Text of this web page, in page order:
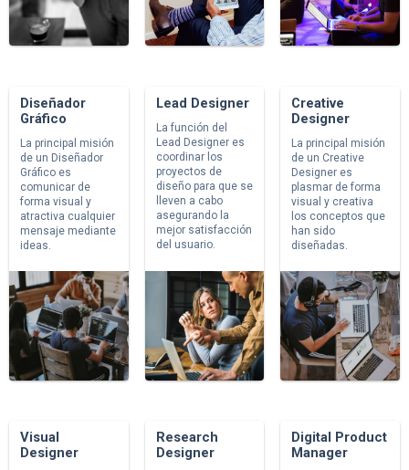
Diseñador
Gráfico
La principal misión
de un Diseñador
Gráfico es
comunicar de
forma visual y
atractiva cualquier
mensaje mediante
ideas.
Lead Designer
La función del
Lead Designer es
coordinar los
proyectos de
diseño para que se
lleven a cabo
asegurando la
mejor satisfacción
del usuario.
Creative
Designer
La principal misión
de un Creative
Designer es
plasmar de forma
visual y creativa
los conceptos que
han sido
diseñadas.
Visual
Designer
Research
Designer
Digital Product
Manager